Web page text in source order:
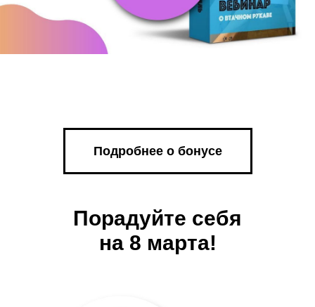
Подробнее о бонусе
Порадуйте себя
на 8 марта!